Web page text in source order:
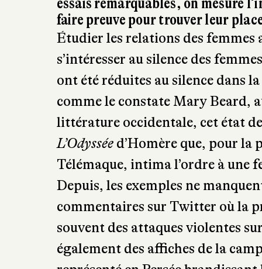
Étudier les relations des femmes
s’intéresser au silence des
ont été réduites au silence dans
comme le constate Mary Beard,
littérature occidentale, cet état
L’Odyssée
d’Homère que, pour
Télémaque, intima l’ordre à une
Depuis, les exemples ne
commentaires sur Twitter où la
souvent des attaques violentes
également des affiches de la
représenté en Persée
enfin, comment interpréter le